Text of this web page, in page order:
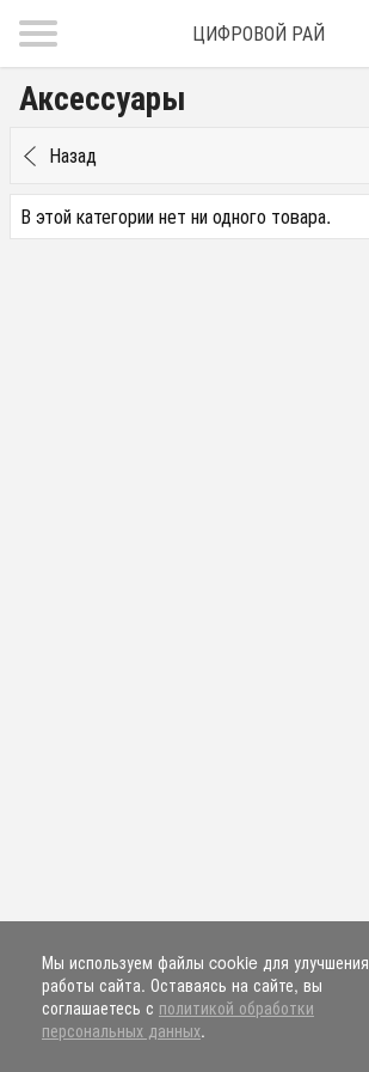
ЦИФРОВОЙ РАЙ
Аксессуары
Назад
В этой категории нет ни одного товара.
Мы используем файлы cookie для улучшения
работы сайта. Оставаясь на сайте, вы
соглашаетесь с политикой обработки
персональных данных.